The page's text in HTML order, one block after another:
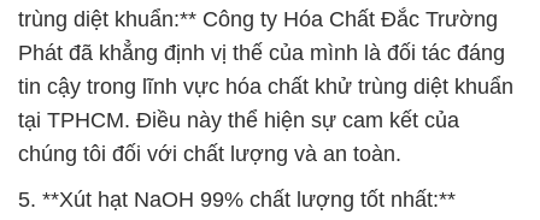
trùng diệt khuẩn:** Công ty Hóa Chất Đắc Trường
Phát đã khẳng định vị thế của mình là đối tác đáng
tin cậy trong lĩnh vực hóa chất khử trùng diệt khuẩn
tại TPHCM. Điều này thể hiện sự cam kết của
chúng tôi đối với chất lượng và an toàn.
5. **Xút hạt NaOH 99% chất lượng tốt nhất:**